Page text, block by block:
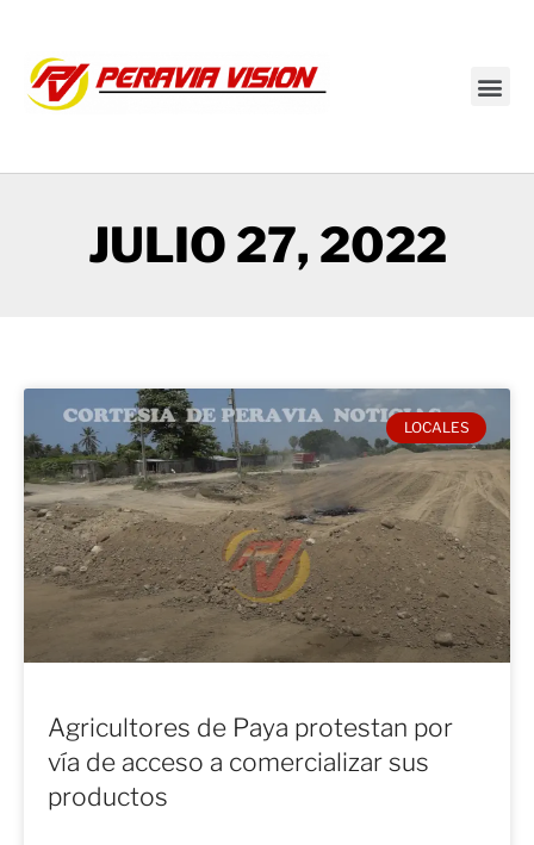
JULIO 27, 2022
LOCALES
Agricultores de Paya protestan por
vía de acceso a comercializar sus
productos